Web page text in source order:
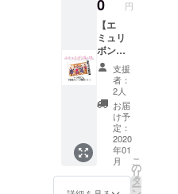
す！
す。 ※
現地集
合・現
地解散
でお願
いいた
しま
す。 ※
同行者
あり（2
時間）
※リター
ンは、
2020年
用混み
のプラ
ンにな
ります
※夕食・
朝食・
宴会付
き
（BBQ
も出来
るか
も） ※
おやす
みなさ
い訪問
0 円
【エ
ミュリ
ボン年
パス】
コース
いつ来
ても、1
年間入
店時の
チャー
ジ無
料！！
！
※2019
支援
者：
2人
お届
け予
定：
2020
年01
月
こ
の
リ
タ
ー